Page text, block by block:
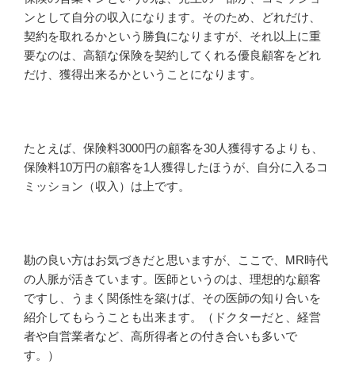
ンとして自分の収入になります。そのため、どれだけ、
契約を取れるかという勝負になりますが、それ以上に重
要なのは、高額な保険を契約してくれる優良顧客をどれ
だけ、獲得出来るかということになります。
たとえば、保険料3000円の顧客を30人獲得するよりも、
保険料10万円の顧客を1人獲得したほうが、自分に入るコ
ミッション（収入）は上です。
勘の良い方はお気づきだと思いますが、ここで、MR時代
の人脈が活きています。医師というのは、理想的な顧客
ですし、うまく関係性を築けば、その医師の知り合いを
紹介してもらうことも出来ます。（ドクターだと、経営
者や自営業者など、高所得者との付き合いも多いで
す。）